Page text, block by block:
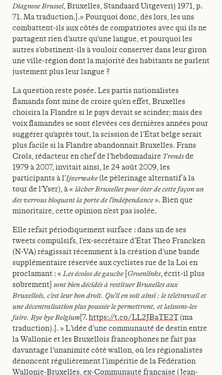
Diagnose Brussel, Bruxelles, Standaard Uitgeverij 1971, p.
71. Ma traduction.].» Pourquoi donc, dès lors, les uns
combattent-ils aux côtés de compatriotes avec qui ils ne
partagent rien d’autre qu’une langue, et pourquoi les
autres s’obstinent-ils à vouloir conserver dans leur giron
une ville-région dont la majorité des habitants ne parlent
justement plus leur langue ?
La question reste posée. Les partis nationalistes
flamands font mine de croire qu’en effet, Bruxelles
choisira la Flandre si le pays devait se scinder; mais des
voix flamandes se sont élevées ces dernières années pour
suggérer qu’après tout, la scission de l’État belge serait
plus facile si la Flandre abandonnait Bruxelles. Frans
Crols, rédacteur en chef de l’hebdomadaire Trendsde
1979 à 2007, invitait ainsi, le 24 août 2009, les
participants à l’Ijzerwake (le pèlerinage alternatif à la
tour de l’Yser), à « lâcher Bruxelles pour ôter de cette façon un
des verrous bloquant la porte de l’indépendance ». Bien que
minoritaire, cette opinion n’est pas isolée.
Elle refait périodiquement surface : dans un de ses
tweets compulsifs, l’ex-secrétaire d’État Theo Francken
(N-VA) réagissait récemment à la création d’une bande
supplémentaire réservée aux cyclistes rue de la Loi en
proclamant : «Les écolos de gauche [Groenlinks, écrit-il plus
sobrement] sont bien décidés à restituer Bruxelles aux
Bruxellois, c’est leur bon droit. Qu’il en soit ainsi : le télétravail et
une décentralisation plus poussée le permettront, et laissons-les
faire. Bye bye Belgium[7. https://t.co/LL2JBaTE2T (ma
traduction).]. » L’idée d’une communauté de destin entre
la Wallonie et les Bruxellois francophones ne fait pas
davantage l’unanimité côté wallon, où les régionalistes
dénoncent régulièrement l’impéritie de la Fédération
Wallonie-Bruxelles, ex-Communauté française (Jean-